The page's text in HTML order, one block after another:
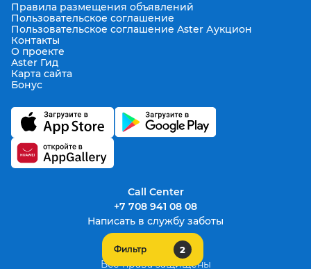
Фильтр 2
Правила размещения объявлений
Пользовательское соглашение
Пользовательское соглашение Aster Аукцион
Контакты
О проекте
Aster Гид
Карта сайта
Бонус
Call Center
+7 708 941 08 08
Написать в службу заботы
support@aster.kz
Все права защищены